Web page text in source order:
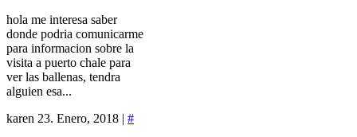
hola me interesa saber
donde podria comunicarme
para informacion sobre la
visita a puerto chale para
ver las ballenas, tendra
alguien esa...
karen 23. Enero, 2018 | #